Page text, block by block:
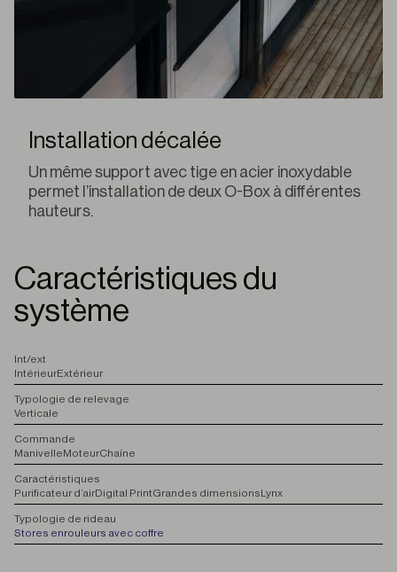
Installation décalée
Un même support avec tige en acier inoxydable
permet l’installation de deux O-Box à différentes
hauteurs.
Caractéristiques du
système
Int/ext
IntérieurExtérieur
Typologie de relevage
Verticale
Commande
ManivelleMoteurChaîne
Caractéristiques
Purificateur d’airDigital PrintGrandes dimensionsLynx
Typologie de rideau
Stores enrouleurs avec coffre